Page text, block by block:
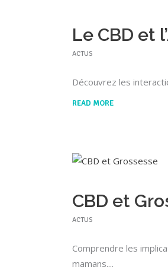
Le CBD et
ACTUS
Découvrez les
READ MORE
CBD et
ACTUS
Comprendre les
mamans.